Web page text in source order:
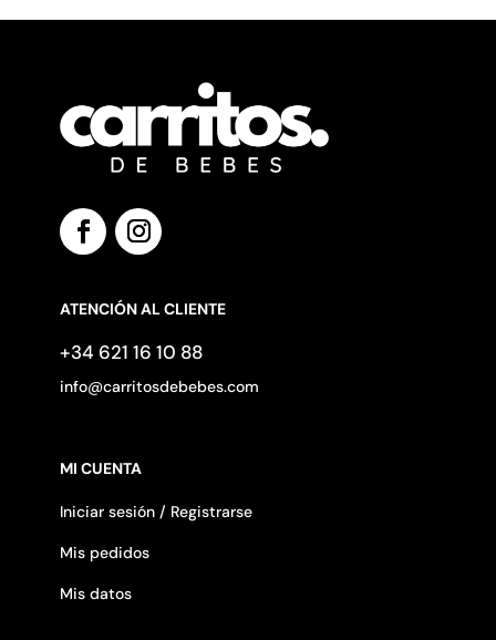
ATENCIÓN AL CLIENTE
+34 621 16 10 88
info@carritosdebebes.com
MI CUENTA
Iniciar sesión / Registrarse
Mis pedidos
Mis datos